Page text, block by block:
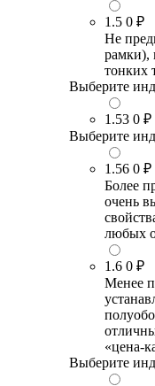
1.5 0 ₽
Не
рамки),
тонких
Выберите
1.53 0 ₽
Выберите
1.56 0 ₽
Более
очень
любых
1.6 0 ₽
Менее
«цена-
Выберите